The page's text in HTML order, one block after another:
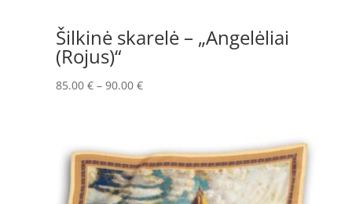
Šilkinė skarelė – „Angelėliai
(Rojus)“
85.00 € – 90.00 €Price
90.00 €